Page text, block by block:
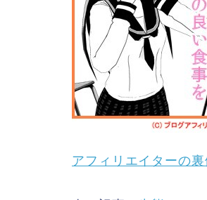
アフィリエイターの